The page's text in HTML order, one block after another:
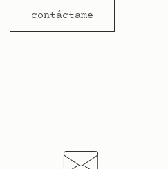
contáctame